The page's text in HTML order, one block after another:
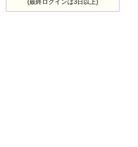
(最終ログインは3日以上)